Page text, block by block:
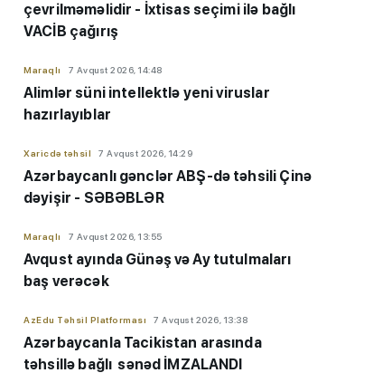
çevrilməməlidir - İxtisas seçimi ilə bağlı
VACİB çağırış
Maraqlı 7 Avqust 2026, 14:48
Alimlər süni intellektlə yeni viruslar
hazırlayıblar
Xaricdə təhsil 7 Avqust 2026, 14:29
Azərbaycanlı gənclər ABŞ-də təhsili Çinə
dəyişir - SƏBƏBLƏR
Maraqlı 7 Avqust 2026, 13:55
Avqust ayında Günəş və Ay tutulmaları
baş verəcək
AzEdu Təhsil Platforması 7 Avqust 2026, 13:38
Azərbaycanla Tacikistan arasında
təhsillə bağlı sənəd İMZALANDI